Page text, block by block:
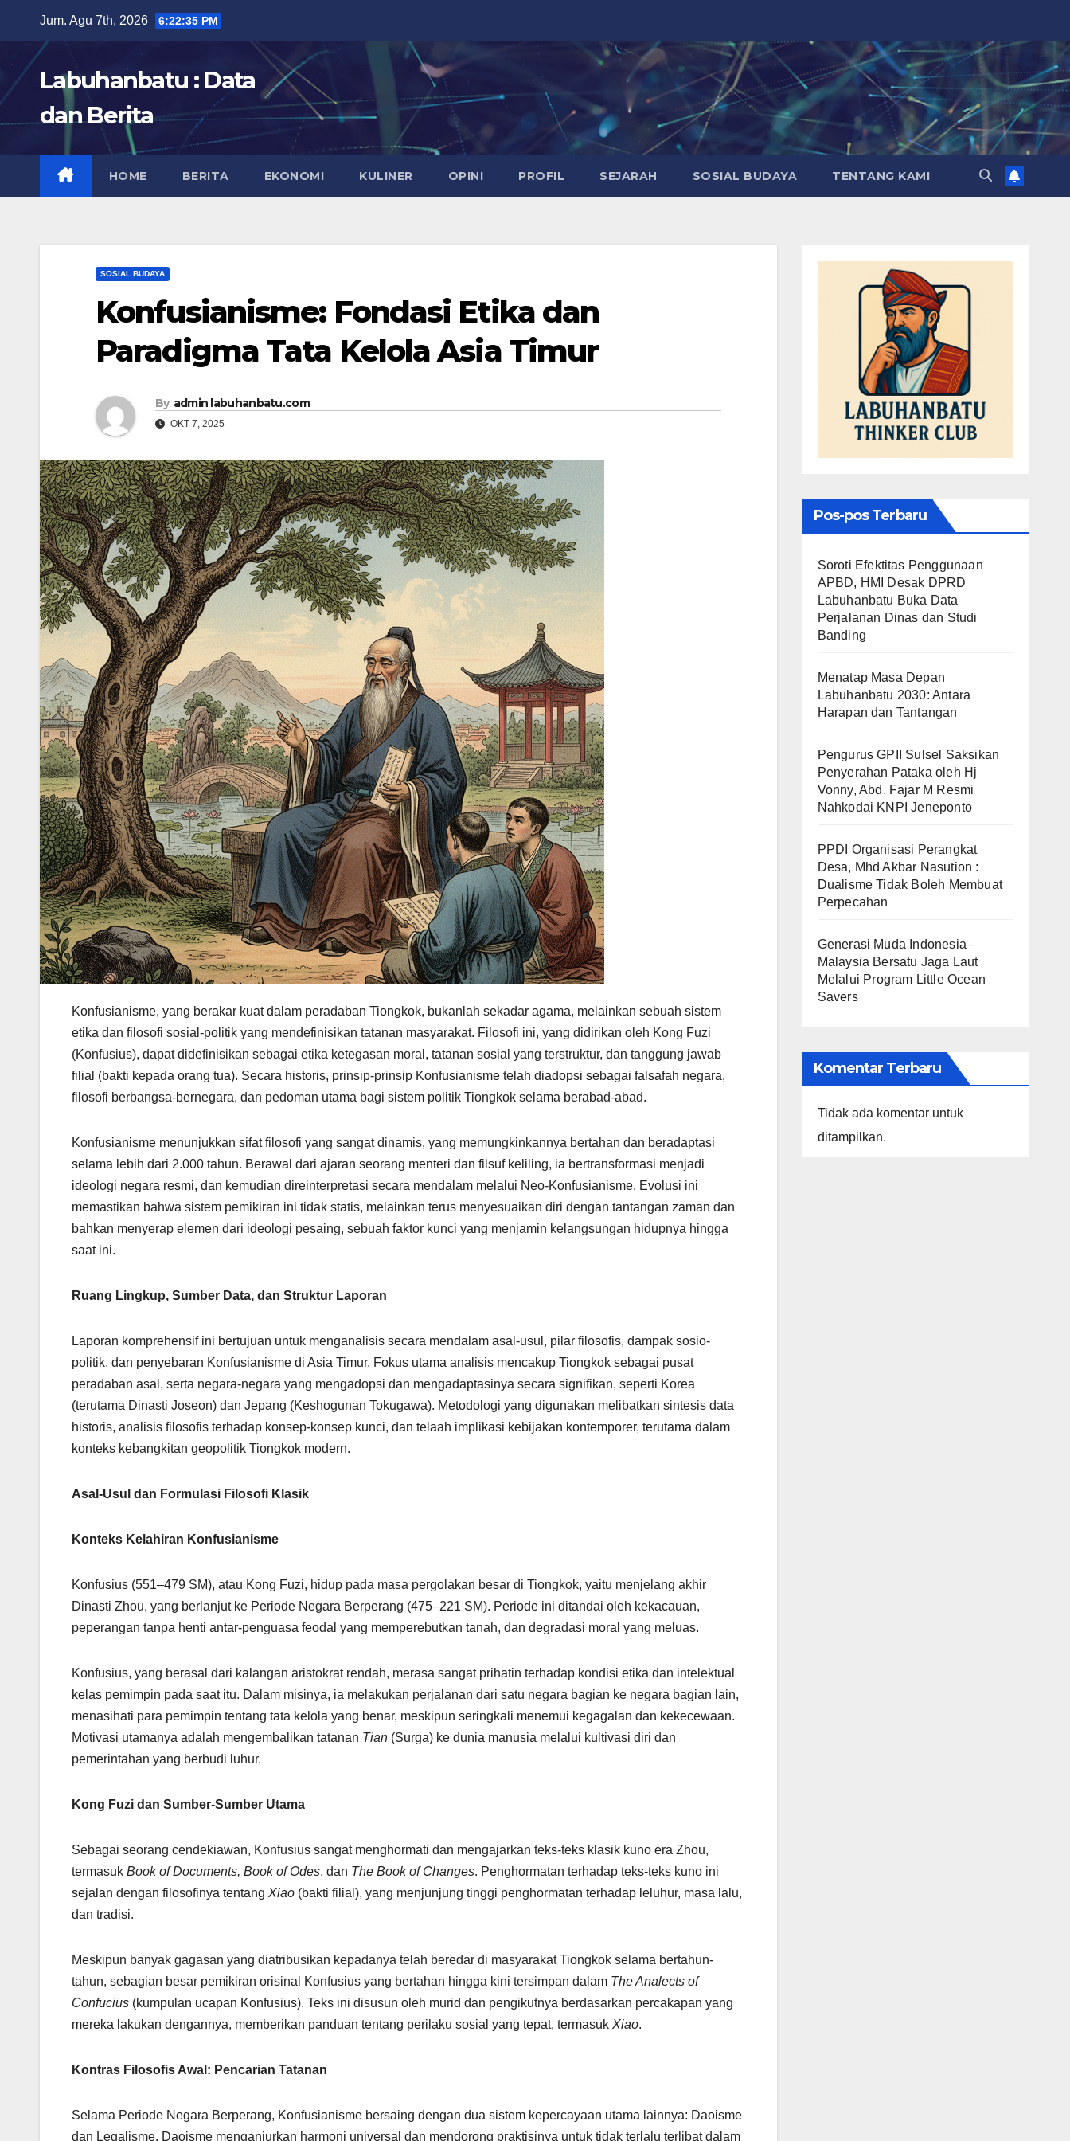
content
Jum. Agu 7th, 2026 6:22:37 PM
Labuhanbatu : Data
dan Berita
HOME BERITA EKONOMI KULINER OPINI PROFIL SEJARAH SOSIAL BUDAYA TENTANG KAMI
SOSIAL BUDAYA
Konfusianisme: Fondasi Etika dan
Paradigma Tata Kelola Asia Timur
By admin labuhanbatu.com
OKT 7, 2025
Konfusianisme, yang berakar kuat dalam peradaban Tiongkok, bukanlah sekadar agama, melainkan sebuah sistem
etika dan filosofi sosial-politik yang mendefinisikan tatanan masyarakat. Filosofi ini, yang didirikan oleh Kong Fuzi
(Konfusius), dapat didefinisikan sebagai etika ketegasan moral, tatanan sosial yang terstruktur, dan tanggung jawab
filial (bakti kepada orang tua). Secara historis, prinsip-prinsip Konfusianisme telah diadopsi sebagai falsafah negara,
filosofi berbangsa-bernegara, dan pedoman utama bagi sistem politik Tiongkok selama berabad-abad.
Konfusianisme menunjukkan sifat filosofi yang sangat dinamis, yang memungkinkannya bertahan dan beradaptasi
selama lebih dari 2.000 tahun. Berawal dari ajaran seorang menteri dan filsuf keliling, ia bertransformasi menjadi
ideologi negara resmi, dan kemudian direinterpretasi secara mendalam melalui Neo-Konfusianisme. Evolusi ini
memastikan bahwa sistem pemikiran ini tidak statis, melainkan terus menyesuaikan diri dengan tantangan zaman dan
bahkan menyerap elemen dari ideologi pesaing, sebuah faktor kunci yang menjamin kelangsungan hidupnya hingga
saat ini.
Ruang Lingkup, Sumber Data, dan Struktur Laporan
Laporan komprehensif ini bertujuan untuk menganalisis secara mendalam asal-usul, pilar filosofis, dampak sosio-
politik, dan penyebaran Konfusianisme di Asia Timur. Fokus utama analisis mencakup Tiongkok sebagai pusat
peradaban asal, serta negara-negara yang mengadopsi dan mengadaptasinya secara signifikan, seperti Korea
(terutama Dinasti Joseon) dan Jepang (Keshogunan Tokugawa). Metodologi yang digunakan melibatkan sintesis data
historis, analisis filosofis terhadap konsep-konsep kunci, dan telaah implikasi kebijakan kontemporer, terutama dalam
konteks kebangkitan geopolitik Tiongkok modern.
Asal-Usul dan Formulasi Filosofi Klasik
Konteks Kelahiran Konfusianisme
Konfusius (551–479 SM), atau Kong Fuzi, hidup pada masa pergolakan besar di Tiongkok, yaitu menjelang akhir
Dinasti Zhou, yang berlanjut ke Periode Negara Berperang (475–221 SM). Periode ini ditandai oleh kekacauan,
peperangan tanpa henti antar-penguasa feodal yang memperebutkan tanah, dan degradasi moral yang meluas.
Konfusius, yang berasal dari kalangan aristokrat rendah, merasa sangat prihatin terhadap kondisi etika dan intelektual
kelas pemimpin pada saat itu. Dalam misinya, ia melakukan perjalanan dari satu negara bagian ke negara bagian lain,
menasihati para pemimpin tentang tata kelola yang benar, meskipun seringkali menemui kegagalan dan kekecewaan.
Motivasi utamanya adalah mengembalikan tatanan Tian (Surga) ke dunia manusia melalui kultivasi diri dan
pemerintahan yang berbudi luhur.
Kong Fuzi dan Sumber-Sumber Utama
Sebagai seorang cendekiawan, Konfusius sangat menghormati dan mengajarkan teks-teks klasik kuno era Zhou,
termasuk Book of Documents, Book of Odes, dan The Book of Changes. Penghormatan terhadap teks-teks kuno ini
sejalan dengan filosofinya tentang Xiao (bakti filial), yang menjunjung tinggi penghormatan terhadap leluhur, masa lalu,
dan tradisi.
Meskipun banyak gagasan yang diatribusikan kepadanya telah beredar di masyarakat Tiongkok selama bertahun-
tahun, sebagian besar pemikiran orisinal Konfusius yang bertahan hingga kini tersimpan dalam The Analects of
Confucius (kumpulan ucapan Konfusius). Teks ini disusun oleh murid dan pengikutnya berdasarkan percakapan yang
mereka lakukan dengannya, memberikan panduan tentang perilaku sosial yang tepat, termasuk Xiao.
Kontras Filosofis Awal: Pencarian Tatanan
Selama Periode Negara Berperang, Konfusianisme bersaing dengan dua sistem kepercayaan utama lainnya: Daoisme
dan Legalisme. Daoisme menganjurkan harmoni universal dan mendorong praktisinya untuk tidak terlalu terlibat dalam
Pos-pos Terbaru
Soroti Efektitas Penggunaan
APBD, HMI Desak DPRD
Labuhanbatu Buka Data
Perjalanan Dinas dan Studi
Banding
Menatap Masa Depan
Labuhanbatu 2030: Antara
Harapan dan Tantangan
Pengurus GPII Sulsel Saksikan
Penyerahan Pataka oleh Hj
Vonny, Abd. Fajar M Resmi
Nahkodai KNPI Jeneponto
PPDI Organisasi Perangkat
Desa, Mhd Akbar Nasution :
Dualisme Tidak Boleh Membuat
Perpecahan
Generasi Muda Indonesia–
Malaysia Bersatu Jaga Laut
Melalui Program Little Ocean
Savers
Komentar Terbaru
Tidak ada komentar untuk
ditampilkan.